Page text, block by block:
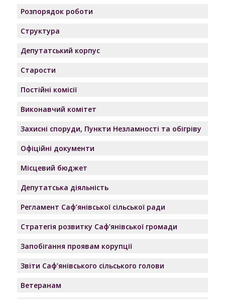
Розпорядок роботи
Структура
Депутатський корпус
Старости
Постійні комісії
Виконавчий комітет
Захисні споруди, Пункти Незламності та обігріву
Офіційні документи
Місцевий бюджет
Депутатська діяльність
Регламент Саф’янівської сільської ради
Стратегія розвитку Саф’янівської громади
Запобігання проявам корупції
Звіти Саф’янівського сільського голови
Ветеранам